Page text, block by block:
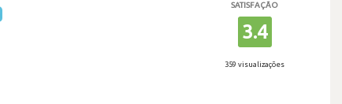
SATISFAÇÃO
3.4
359 visualizações